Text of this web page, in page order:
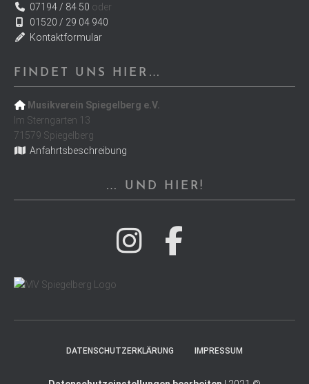
07194 / 84 50 oder
01520 / 29 04 940
Kontaktformular
FINDET UNS HIER…
Musikverein Spiegelberg e.V.
Im Sterngarten 13
71579 Spiegelberg
Anfahrtsbeschreibung
… UND HIER!
DATENSCHUTZERKLÄRUNG IMPRESSUM